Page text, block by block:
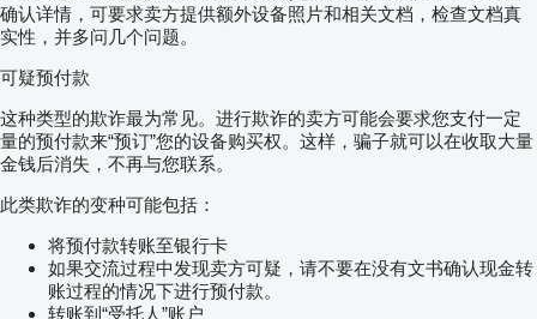
确认详情，可要求卖方提供额外设备照片和相关文档，检查文档真
实性，并多问几个问题。
可疑预付款
这种类型的欺诈最为常见。进行欺诈的卖方可能会要求您支付一定
量的预付款来“预订”您的设备购买权。这样，骗子就可以在收取大量
金钱后消失，不再与您联系。
此类欺诈的变种可能包括：
将预付款转账至银行卡
如果交流过程中发现卖方可疑，请不要在没有文书确认现金转
账过程的情况下进行预付款。
转账到“受托人”账户